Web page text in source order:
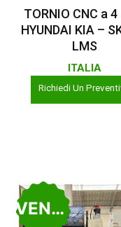
Leggi Tutto
TORNIO CNC a
HYUNDAI KIA –
LMS
ITALIA
Richiedi Un
VENDUTO